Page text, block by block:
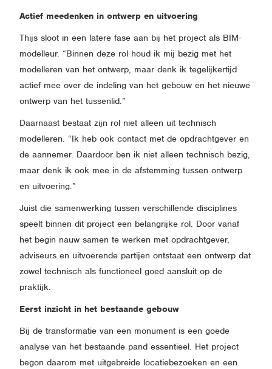
Actief meedenken in ontwerp en uitvoering
Thijs sloot in een latere fase aan bij het project als BIM-
modelleur. “Binnen deze rol houd ik mij bezig met het
modelleren van het ontwerp, maar denk ik tegelijkertijd
actief mee over de indeling van het gebouw en het nieuwe
ontwerp van het tussenlid.”
Daarnaast bestaat zijn rol niet alleen uit technisch
modelleren. “Ik heb ook contact met de opdrachtgever en
de aannemer. Daardoor ben ik niet alleen technisch bezig,
maar denk ik ook mee in de afstemming tussen ontwerp
en uitvoering.”
Juist die samenwerking tussen verschillende disciplines
speelt binnen dit project een belangrijke rol. Door vanaf
het begin nauw samen te werken met opdrachtgever,
adviseurs en uitvoerende partijen ontstaat een ontwerp dat
zowel technisch als functioneel goed aansluit op de
praktijk.
Eerst inzicht in het bestaande gebouw
Bij de transformatie van een monument is een goede
analyse van het bestaande pand essentieel. Het project
begon daarom met uitgebreide locatiebezoeken en een